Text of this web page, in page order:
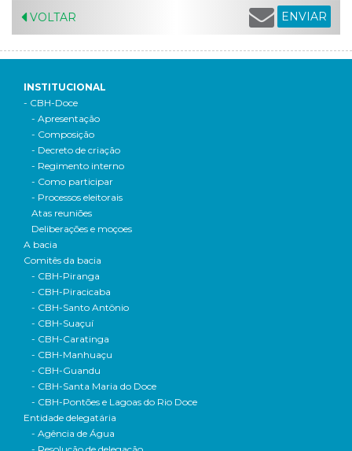
VOLTAR ENVIAR
INSTITUCIONAL
- CBH-Doce
- Apresentação
- Composição
- Decreto de criação
- Regimento interno
- Como participar
- Processos eleitorais
Atas reuniões
Deliberações e moçoes
A bacia
Comitês da bacia
- CBH-Piranga
- CBH-Piracicaba
- CBH-Santo Antônio
- CBH-Suaçuí
- CBH-Caratinga
- CBH-Manhuaçu
- CBH-Guandu
- CBH-Santa Maria do Doce
- CBH-Pontões e Lagoas do Rio Doce
Entidade delegatária
- Agência de Água